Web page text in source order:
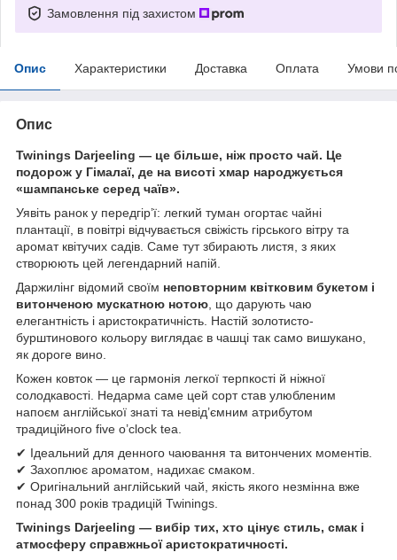
Замовлення під захистом
Опис Характеристики Доставка Оплата Умови
Опис
Twinings Darjeeling — це більше, ніж просто чай. Це
подорож у Гімалаї, де на висоті хмар народжується
«шампанське серед чаїв».
Уявіть ранок у передгір’ї: легкий туман огортає чайні
плантації, в повітрі відчувається свіжість гірського вітру та
аромат квітучих садів. Саме тут збирають листя, з яких
створюють цей легендарний напій.
Даржилінг відомий своїм неповторним квітковим букетом і
витонченою мускатною нотою , що дарують чаю
елегантність і аристократичність. Настій золотисто-
бурштинового кольору виглядає в чашці так само вишукано,
як дороге вино.
Кожен ковток — це гармонія легкої терпкості й ніжної
солодкавості. Недарма саме цей сорт став улюбленим
напоєм англійської знаті та невід’ємним атрибутом
традиційного five o’clock tea.
✔ Ідеальний для денного чаювання та витончених моментів.
✔ Захоплює ароматом, надихає смаком.
✔ Оригінальний англійський чай, якість якого незмінна вже
понад 300 років традицій Twinings.
Twinings Darjeeling — вибір тих, хто цінує стиль, смак і
атмосферу справжньої аристократичності.